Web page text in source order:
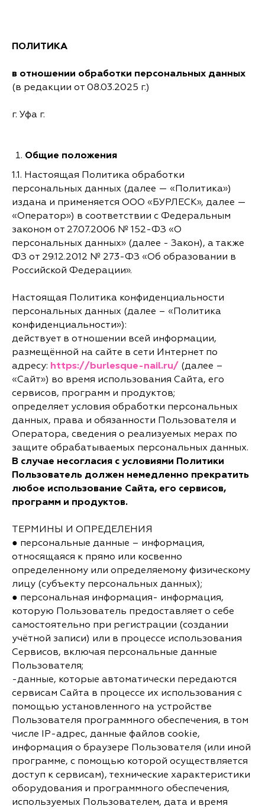
ПОЛИТИКА
в отношении обработки персональных данных
(в редакции от 08.03.2025 г.)
г. Уфа г.
Общие положения
1.1. Настоящая Политика обработки
персональных данных (далее — «Политика»)
издана и применяется ООО «БУРЛЕСК», далее —
«Оператор») в соответствии с Федеральным
законом от 27.07.2006 № 152-ФЗ «О
персональных данных» (далее - Закон), а также
ФЗ от 29.12.2012 № 273-ФЗ «Об образовании в
Российской Федерации».
Настоящая Политика конфиденциальности
персональных данных (далее – «Политика
конфиденциальности»):
действует в отношении всей информации,
размещённой на сайте в сети Интернет по
адресу: https://burlesque-nail.ru/ (далее –
«Сайт») во время использования Сайта, его
сервисов, программ и продуктов;
определяет условия обработки персональных
данных, права и обязанности Пользователя и
Оператора, сведения о реализуемых мерах по
защите обрабатываемых персональных данных.
В случае несогласия с условиями Политики
Пользователь должен немедленно прекратить
любое использование Сайта, его сервисов,
программ и продуктов.
ТЕРМИНЫ И ОПРЕДЕЛЕНИЯ
● персональные данные – информация,
относящаяся к прямо или косвенно
определенному или определяемому физическому
лицу (субъекту персональных данных);
● персональная информация- информация,
которую Пользователь предоставляет о себе
самостоятельно при регистрации (создании
учётной записи) или в процессе использования
Сервисов, включая персональные данные
Пользователя;
-данные, которые автоматически передаются
сервисам Сайта в процессе их использования с
помощью установленного на устройстве
Пользователя программного обеспечения, в том
числе IP-адрес, данные файлов cookie,
информация о браузере Пользователя (или иной
программе, с помощью которой осуществляется
доступ к сервисам), технические характеристики
оборудования и программного обеспечения,
используемых Пользователем, дата и время